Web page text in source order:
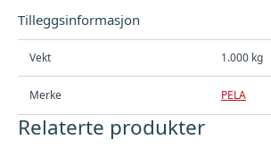
Tilleggsinformasjon
Vekt 1.000 kg
Merke PELA
Relaterte produkter